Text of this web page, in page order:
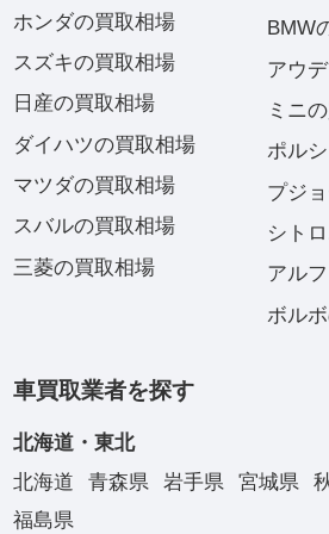
ホンダの買取相場
スズキの買取相場
日産の買取相場
ダイハツの買取相場
マツダの買取相場
スバルの買取相場
三菱の買取相場
BMW
アウ
ミニ
ポル
プジ
シト
アル
ボル
車買取業者を探す
北海道・東北
北海道
青森県 岩手県 宮城県
福島県